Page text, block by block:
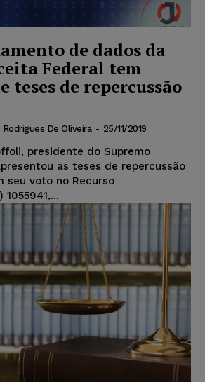
de dados da
Federal tem
teses de repercussão
Rodrigues De Oliveira - 25/11/2019
presidente do Supremo
as teses de repercussão
seu voto no Recurso